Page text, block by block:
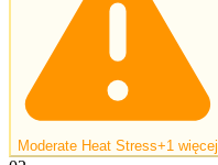
Moderate Heat Stress+1 więcej